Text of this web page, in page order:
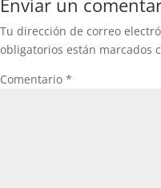
Enviar un
Tu dirección de correo
obligatorios están marcados
Comentario *